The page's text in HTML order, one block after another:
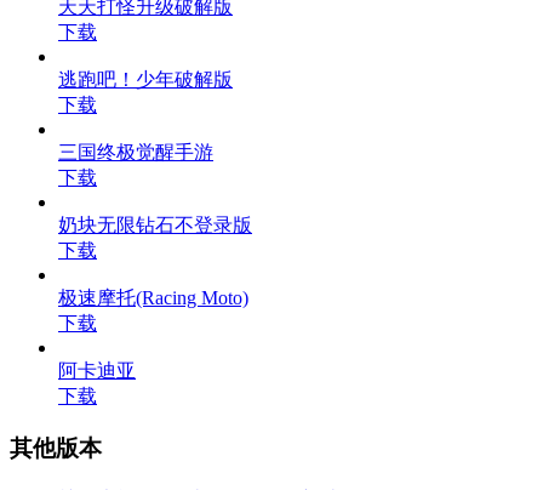
天天打怪升级破解版
下载
逃跑吧！少年破解版
下载
三国终极觉醒手游
下载
奶块无限钻石不登录版
下载
极速摩托(Racing Moto)
下载
阿卡迪亚
下载
其他版本